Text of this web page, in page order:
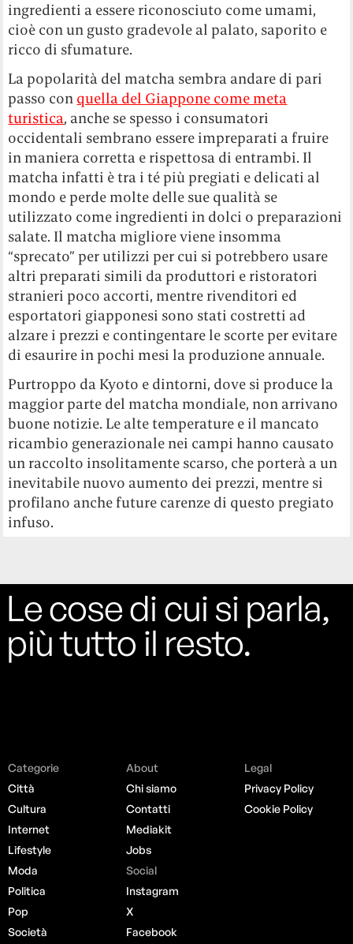
ingredienti a essere riconosciuto come umami,
cioè con un gusto gradevole al palato, saporito e
ricco di sfumature.
La popolarità del matcha sembra andare di pari
passo con quella del Giappone come meta
turistica, anche se spesso i consumatori
occidentali sembrano essere impreparati a fruire
in maniera corretta e rispettosa di entrambi. Il
matcha infatti è tra i té più pregiati e delicati al
mondo e perde molte delle sue qualità se
utilizzato come ingredienti in dolci o preparazioni
salate. Il matcha migliore viene insomma
“sprecato” per utilizzi per cui si potrebbero usare
altri preparati simili da produttori e ristoratori
stranieri poco accorti, mentre rivenditori ed
esportatori giapponesi sono stati costretti ad
alzare i prezzi e contingentare le scorte per evitare
di esaurire in pochi mesi la produzione annuale.
Purtroppo da Kyoto e dintorni, dove si produce la
maggior parte del matcha mondiale, non arrivano
buone notizie. Le alte temperature e il mancato
ricambio generazionale nei campi hanno causato
un raccolto insolitamente scarso, che porterà a un
inevitabile nuovo aumento dei prezzi, mentre si
profilano anche future carenze di questo pregiato
infuso.
Le cose di cui si parla,
più tutto il resto.
Categorie
Città
Cultura
Internet
Lifestyle
Moda
Politica
Pop
Società
About
Chi siamo
Contatti
Mediakit
Jobs
Social
Instagram
X
Facebook
Legal
Privacy Policy
Cookie Policy